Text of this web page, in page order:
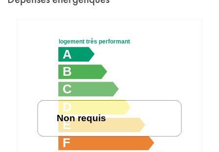
A
B
C
D
E
F
logement très performant
Non requis